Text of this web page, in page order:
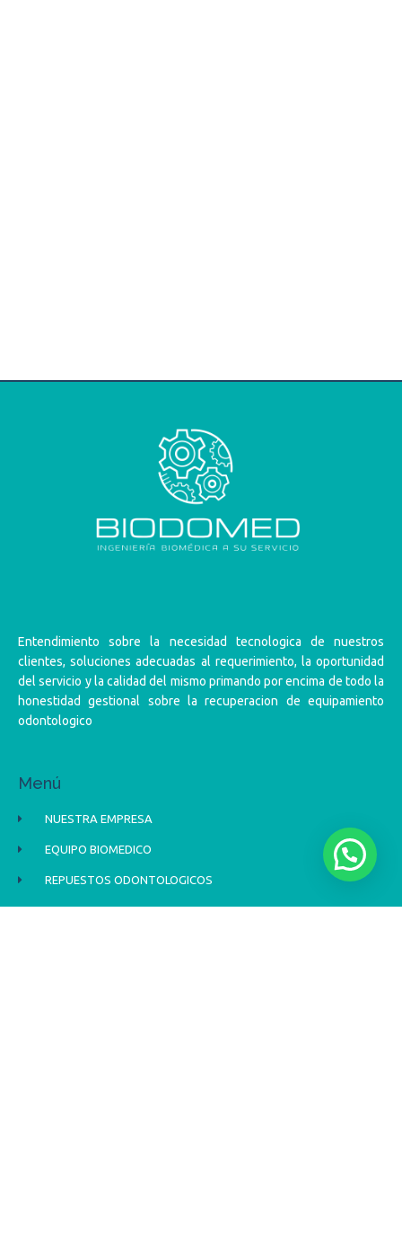
Entendimiento sobre la necesidad tecnologica de nuestros
clientes, soluciones adecuadas al requerimiento, la oportunidad
del servicio y la calidad del mismo primando por encima de todo la
honestidad gestional sobre la recuperacion de equipamiento
odontologico
Menú
NUESTRA EMPRESA
EQUIPO BIOMEDICO
REPUESTOS ODONTOLOGICOS
NUESTROS SERVICIOS